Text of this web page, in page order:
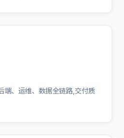
端、运维、数据全链路,交付质